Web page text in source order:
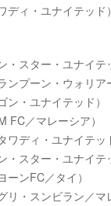
ィ・ユナイテッド
スター・ユナイテ
プーン・ウォリア
・ユナイテッド）
／マレーシア）
ディ・ユナイテッ
スター・ユナイテ
ンFC／タイ）
・スンビラン／マ